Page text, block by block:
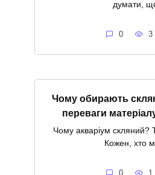
думати,
0 3
Чому обирають
переваги
Чому акваріум
Кожен, хто
0 1